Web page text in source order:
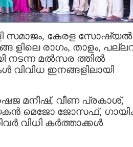
സമാജം, കേരള സോഷ്യൽ
ളിലെ രാഗം, താളം,
നടന്ന മൽസര ത്തിൽ
വിവിധ ഇനങ്ങളിലായി
മനീഷ്, വീണ പ്രകാശ്,
മെജോ ജോസഫ്,
വിധി കർത്താക്കൾ